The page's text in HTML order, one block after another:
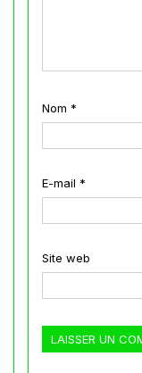
Nom *
E-mail *
Site web